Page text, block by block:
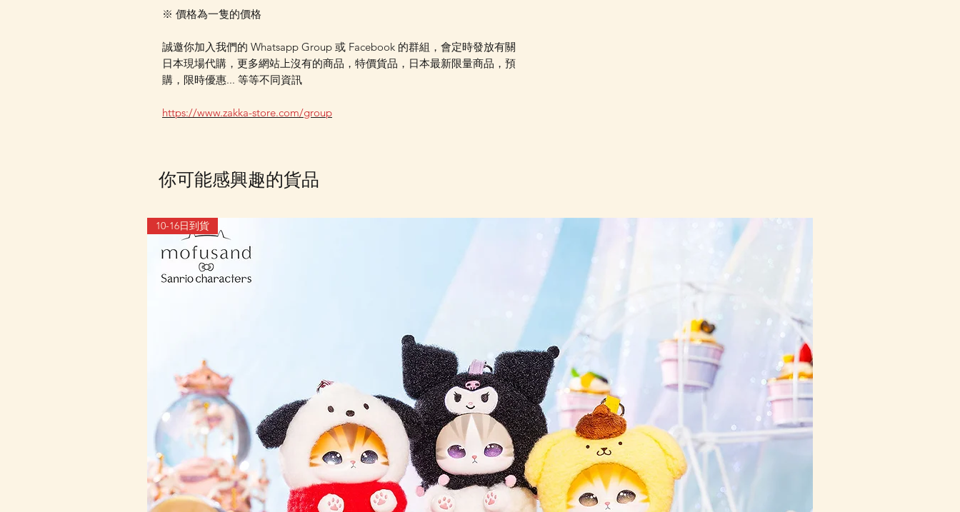
※ 價格為一隻的價格
誠邀你加入我們的 Whatsapp Group 或 Facebook 的群組，會定時發放有關
日本現場代購，更多網站上沒有的商品，特價貨品，日本最新限量商品，預
購，限時優惠... 等等不同資訊
https://www.zakka-store.com/group
你可能感興趣的貨品
10-16日到貨